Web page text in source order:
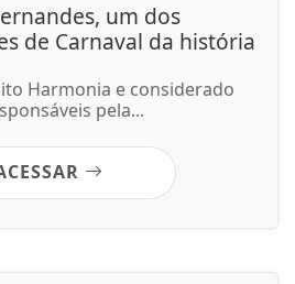
um dos
de Carnaval da história
Harmonia e considerado
pela...